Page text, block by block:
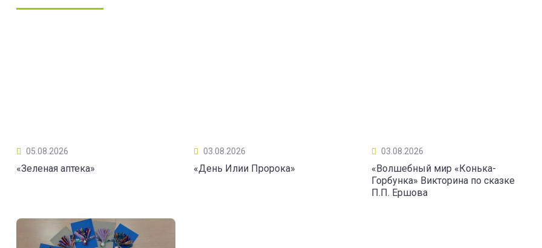
05.08.2026
«Зеленая аптека»
03.08.2026
«День Илии Пророка»
03.08.2026
«Волшебный мир «Конька-
Горбунка» Викторина по сказке
П.П. Ершова